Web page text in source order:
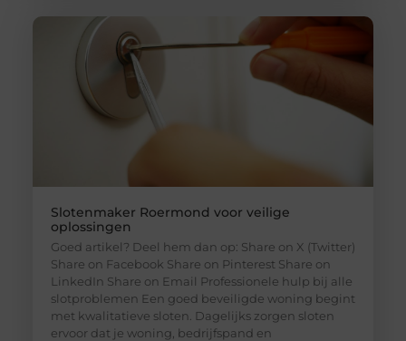
Slotenmaker Roermond voor veilige
oplossingen
Goed artikel? Deel hem dan op: Share on X (Twitter)
Share on Facebook Share on Pinterest Share on
LinkedIn Share on Email Professionele hulp bij alle
slotproblemen Een goed beveiligde woning begint
met kwalitatieve sloten. Dagelijks zorgen sloten
ervoor dat je woning, bedrijfspand en